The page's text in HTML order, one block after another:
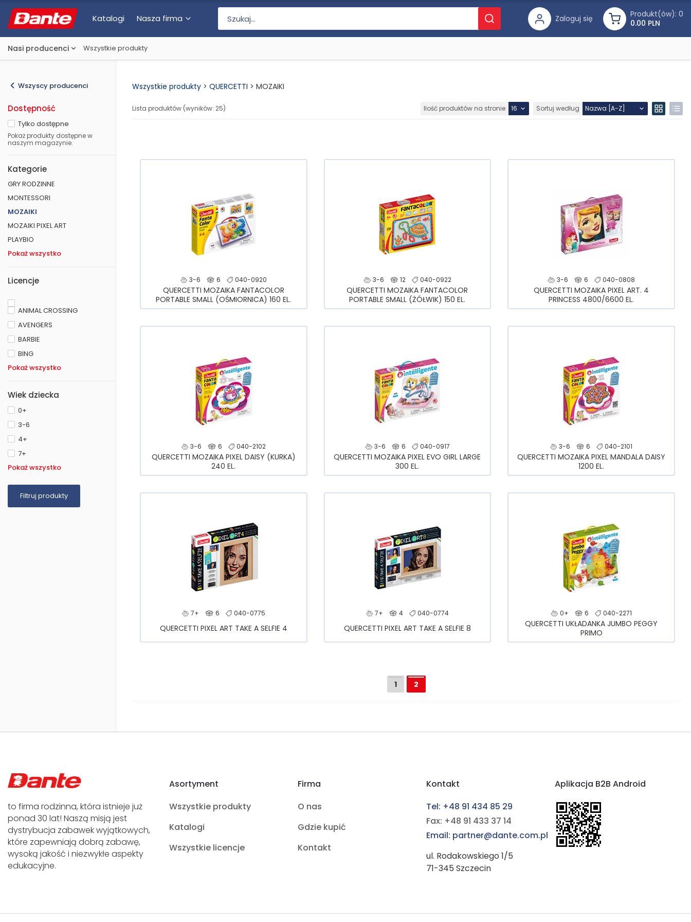
Katalogi Nasza firma Produkt(ów): 0
0.00 PLN
Nasi producenci Wszystkie produkty
Zaloguj się
Wszyscy producenci
Dostępność
Tylko dostępne
Pokaż produkty dostępne w
naszym magazynie.
Kategorie
GRY RODZINNE
MONTESSORI
MOZAIKI
MOZAIKI PIXEL ART
PLAYBIO
Pokaż wszystko
Licencje
ANIMAL CROSSING
AVENGERS
BARBIE
BING
Pokaż wszystko
Wiek dziecka
0+
3-6
4+
7+
Pokaż wszystko
Wszystkie produkty > QUERCETTI > MOZAIKI
Lista produktów (wyników: 25) Ilość produktów na stronie Sortuj według
3-6 6 040-0920
QUERCETTI MOZAIKA FANTACOLOR
PORTABLE SMALL (OŚMIORNICA) 160 EL.
3-6 12 040-0922
QUERCETTI MOZAIKA FANTACOLOR
PORTABLE SMALL (ŻÓŁWIK) 150 EL.
3-6 6 040-0808
QUERCETTI MOZAIKA PIXEL ART. 4
PRINCESS 4800/6600 EL.
3-6 6 040-2102
QUERCETTI MOZAIKA PIXEL DAISY (KURKA)
240 EL.
3-6 6 040-0917
QUERCETTI MOZAIKA PIXEL EVO GIRL LARGE
300 EL.
3-6 6 040-2101
QUERCETTI MOZAIKA PIXEL MANDALA DAISY
1200 EL.
7+ 6 040-0775
QUERCETTI PIXEL ART TAKE A SELFIE 4
7+ 4 040-0774
QUERCETTI PIXEL ART TAKE A SELFIE 8
0+ 6 040-2271
QUERCETTI UKŁADANKA JUMBO PEGGY
PRIMO
1 2
to firma rodzinna, która istnieje już
ponad 30 lat! Naszą misją jest
dystrybucja zabawek wyjątkowych,
które zapewniają dobrą zabawę,
wysoką jakość i niezwykłe aspekty
edukacyjne.
Asortyment
Wszystkie produkty
Katalogi
Wszystkie licencje
Firma
O nas
Gdzie kupić
Kontakt
Kontakt
Tel: +48 91 434 85 29
Fax: +48 91 433 37 14
Email: partner@dante.com.pl
ul. Rodakowskiego 1/5
71-345 Szczecin
Aplikacja B2B Android